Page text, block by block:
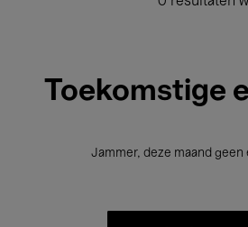
Toekomstige
Jammer, deze maand